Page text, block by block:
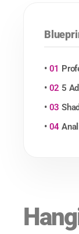
• 01
• 02 5
• 03
• 04